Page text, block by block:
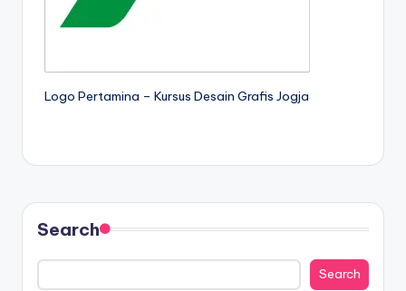
Logo Pertamina – Kursus Desain Grafis Jogja
Search
Search